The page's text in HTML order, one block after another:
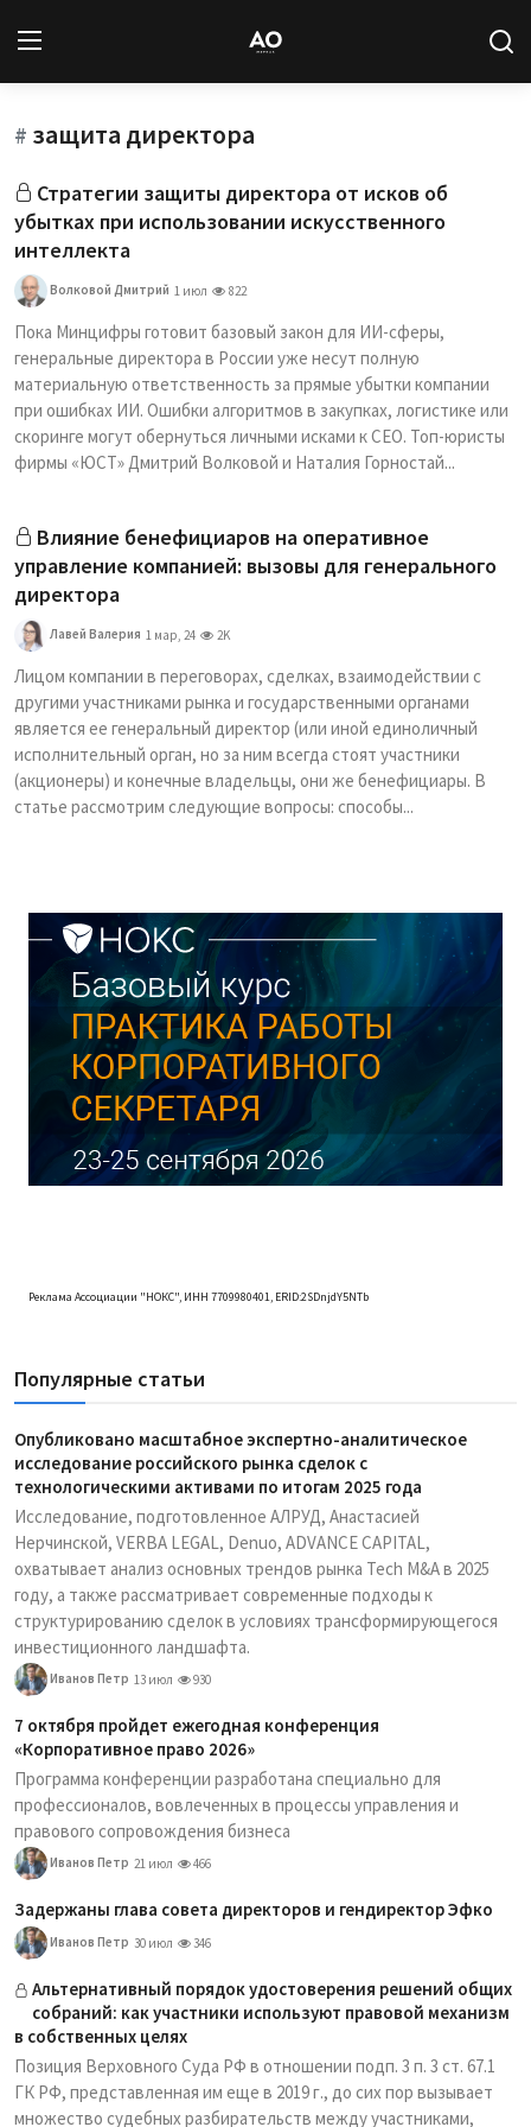
Вход Регистрация
Новости
Статьи
Архив
База знаний
# защита директора
Стратегии защиты директора от исков об
убытках при использовании искусственного
интеллекта
Волковой Дмитрий 1 июл 822
Пока Минцифры готовит базовый закон для ИИ-сферы,
генеральные директора в России уже несут полную
материальную ответственность за прямые убытки компании
при ошибках ИИ. Ошибки алгоритмов в закупках, логистике или
скоринге могут обернуться личными исками к CEO. Топ-юристы
фирмы «ЮСТ» Дмитрий Волковой и Наталия Горностай...
Влияние бенефициаров на оперативное
управление компанией: вызовы для генерального
директора
Лавей Валерия 1 мар, 24 2K
Лицом компании в переговорах, сделках, взаимодействии с
другими участниками рынка и государственными органами
является ее генеральный директор (или иной единоличный
исполнительный орган, но за ним всегда стоят участники
(акционеры) и конечные владельцы, они же бенефициары. В
статье рассмотрим следующие вопросы: способы...
Реклама Ассоциации "НОКС", ИНН 7709980401, ERID:2SDnjdY5NTb
Популярные статьи
Опубликовано масштабное экспертно-аналитическое
исследование российского рынка сделок с
технологическими активами по итогам 2025 года
Исследование, подготовленное АЛРУД, Анастасией
Нерчинской, VERBA LEGAL, Denuo, ADVANCE CAPITAL,
охватывает анализ основных трендов рынка Tech M&A в 2025
году, а также рассматривает современные подходы к
структурированию сделок в условиях трансформирующегося
инвестиционного ландшафта.
Иванов Петр 13 июл 930
7 октября пройдет ежегодная конференция
«Корпоративное право 2026»
Программа конференции разработана специально для
профессионалов, вовлеченных в процессы управления и
правового сопровождения бизнеса
Иванов Петр 21 июл 466
Задержаны глава совета директоров и гендиректор Эфко
Иванов Петр 30 июл 346
Альтернативный порядок удостоверения решений общих
собраний: как участники используют правовой механизм
в собственных целях
Позиция Верховного Суда РФ в отношении подп. 3 п. 3 ст. 67.1
ГК РФ, представленная им еще в 2019 г., до сих пор вызывает
множество судебных разбирательств между участниками,